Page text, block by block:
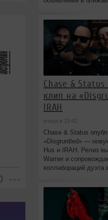
Chase & Status
клип на
IRAH
вчера в 13:42
Chase & Status
«Disgruntled» —
Hus и IRAH. Релиз
Warner и
коллабораций дуэта